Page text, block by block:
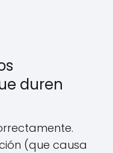
duren
(que causa